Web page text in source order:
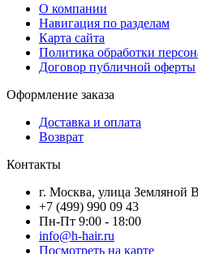
О компании
Навигация по разделам
Карта сайта
Политика обработки
Договор публичной оферты
Оформление заказа
Доставка и оплата
Возврат
Контакты
г. Москва, улица Земляной
+7 (499) 990 09 43
Пн-Пт 9:00 - 18:00
info@h-hair.ru
Посмотреть на карте